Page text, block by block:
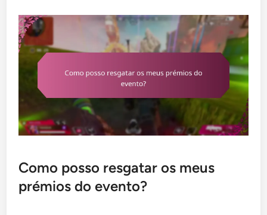
Como posso resgatar os meus
prémios do evento?